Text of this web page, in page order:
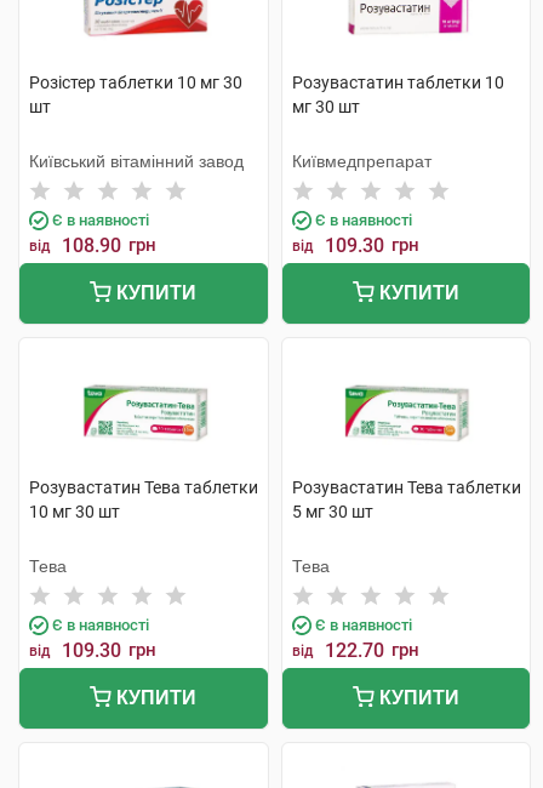
Розістер таблетки 10 мг 30
шт
Київський вітамінний завод
Є в наявності
від 108.90 грн
КУПИТИ
Розувастатин таблетки 10
мг 30 шт
Київмедпрепарат
Є в наявності
від 109.30 грн
КУПИТИ
Розувастатин Тева таблетки
10 мг 30 шт
Тева
Є в наявності
від 109.30 грн
КУПИТИ
Розувастатин Тева таблетки
5 мг 30 шт
Тева
Є в наявності
від 122.70 грн
КУПИТИ